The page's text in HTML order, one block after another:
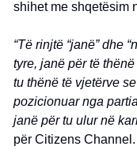
shihet me shqetësim
“Të rinjtë “janë” dhe
tyre, janë për të
tu thënë të vjetërve
pozicionuar nga
janë për tu ulur në
për Citizens Channel.